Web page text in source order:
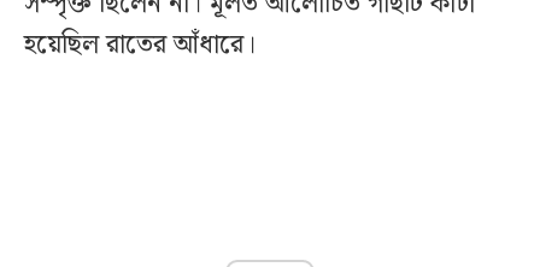
হয়েছিল রাতের আঁধারে।